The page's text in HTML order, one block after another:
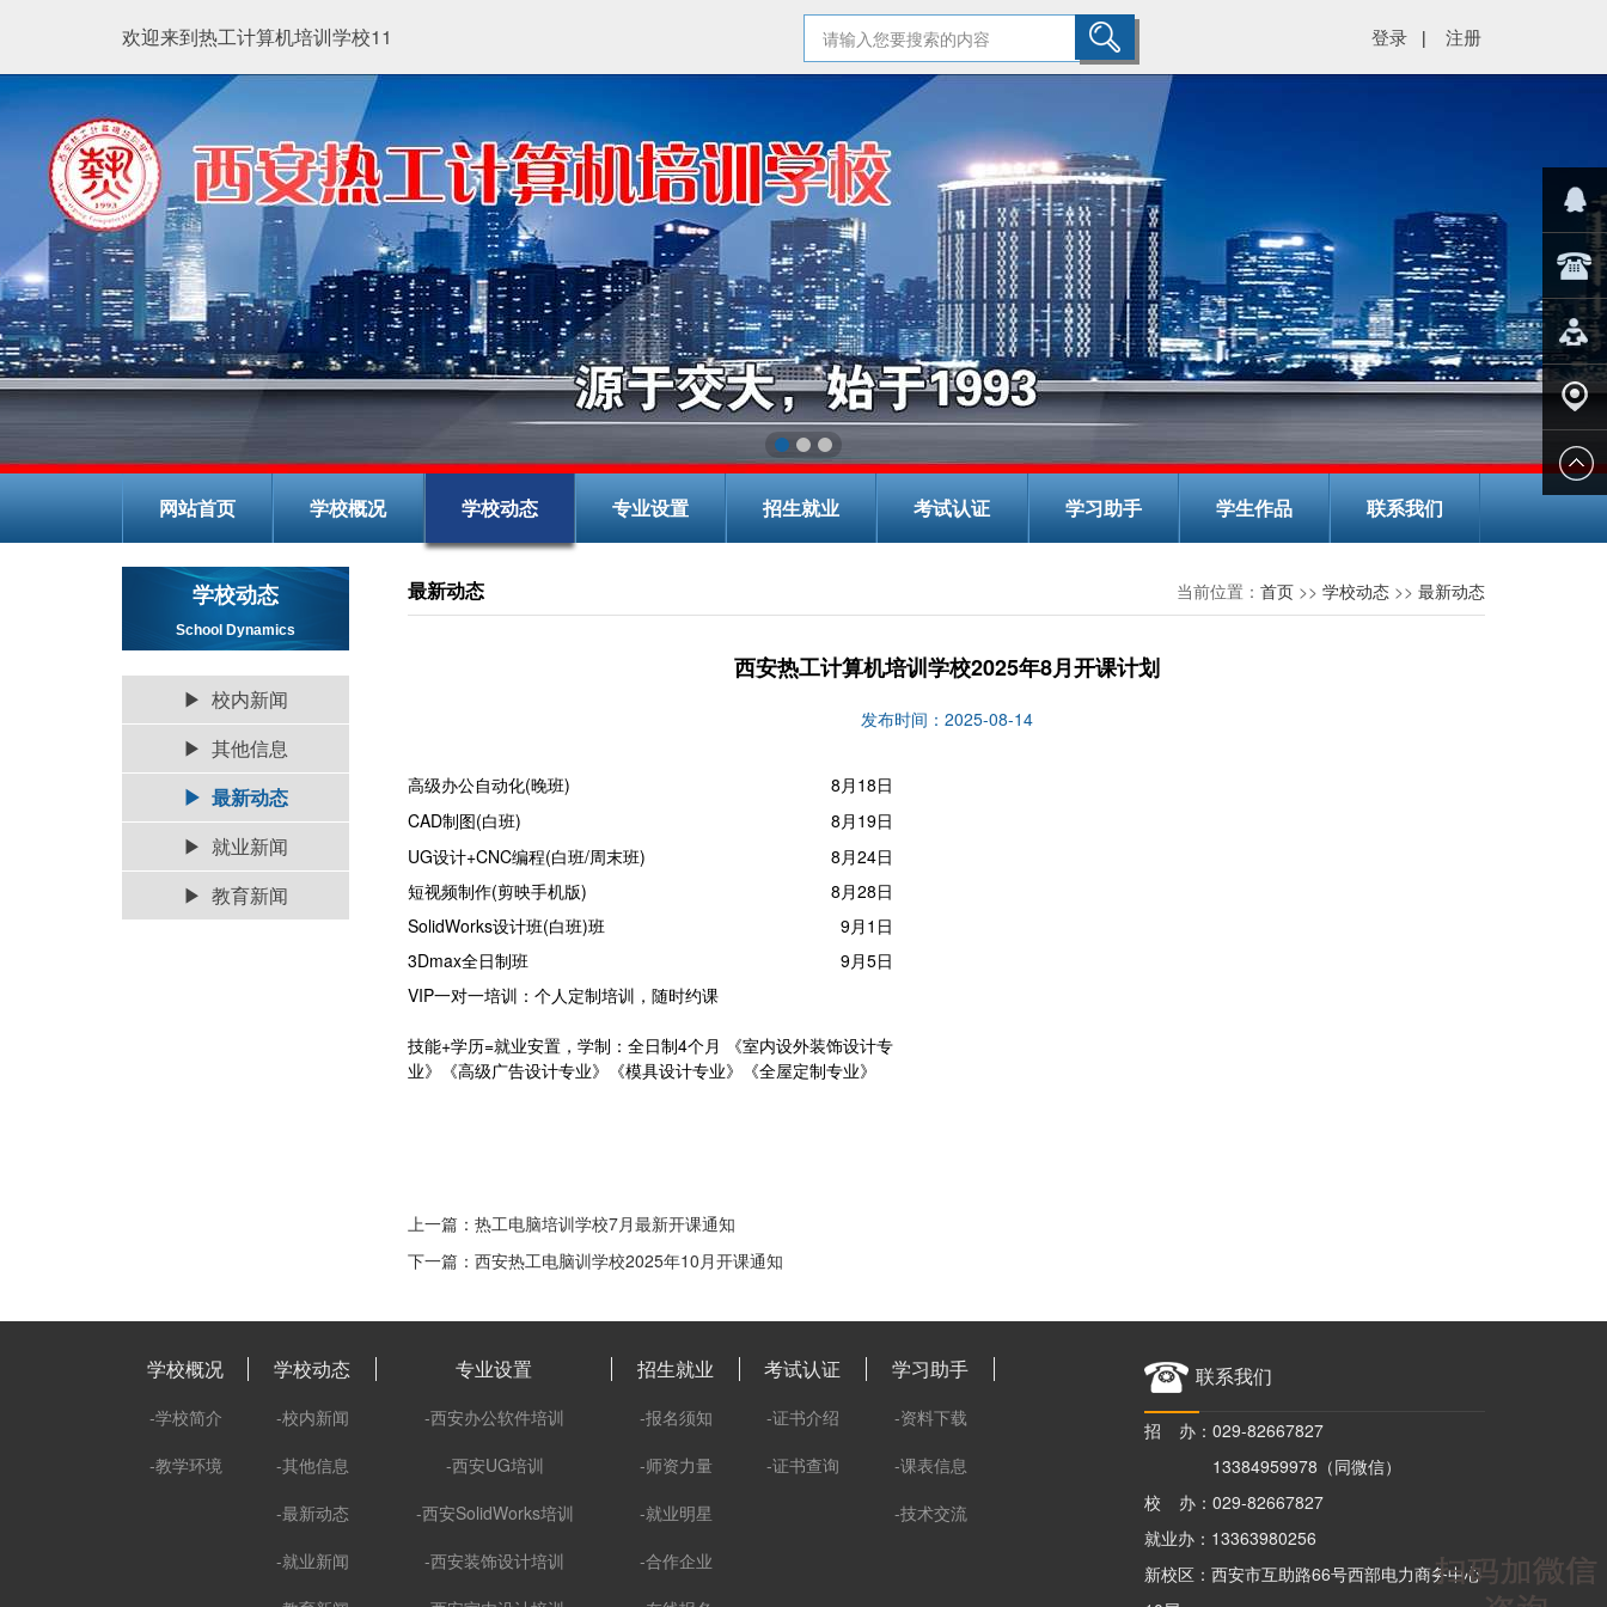
欢迎来到热工计算机培训学校11 登录 | 注册
网站首页 学校概况 学校动态 专业设置 招生就业 考试认证 学习助手 学生作品 联系我们
学校动态
School Dynamics
▶ 校内新闻
▶ 其他信息
▶ 最新动态
▶ 就业新闻
▶ 教育新闻
最新动态 当前位置： 首页>> 学校动态>> 最新动态
西安热工计算机培训学校2025年8月开课计划
发布时间：2025-08-14
高级办公自动化(晚班)
8月18日
CAD制图(白班)
8月19日
UG设计+CNC编程(白班/周末班)
8月24日
短视频制作(剪映手机版)
8月28日
SolidWorks设计班(白班)班
9月1日
3Dmax全日制班
9月5日
VIP一对一培训：个人定制培训，随时约课
技能+学历=就业安置，学制：全日制4个月 《室内设外装饰设计专
业》《高级广告设计专业》《模具设计专业》《全屋定制专业》
上一篇：热工电脑培训学校7月最新开课通知
下一篇：西安热工电脑训学校2025年10月开课通知
学校概况
-学校简介
-教学环境
学校动态
-校内新闻
-其他信息
-最新动态
-就业新闻
专业设置
-西安办公软件培训
-西安UG培训
-西安SolidWorks培训
-西安装饰设计培训
招生就业
-报名须知
-师资力量
-就业明星
-合作企业
考试认证
-证书介绍
-证书查询
学习助手
-资料下载
-课表信息
-技术交流
联系我们
招 办：029-82667827
13384959978（同微信）
校 办：029-82667827
就业办：13363980256
新校区：西安市互助路66号西部电力商务中心
在线客
服
029-
在线报
学校地